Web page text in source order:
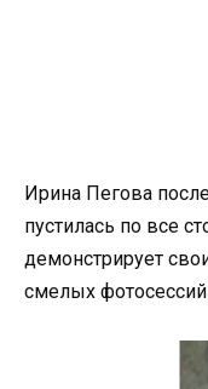
Ирина Пегова
пустилась по все
демонстрирует
смелых